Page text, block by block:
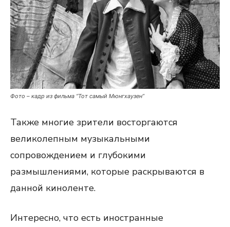
Фото – кадр из фильма “Тот самый Мюнгхаузен”
Также многие зрители восторгаются
великолепным музыкальными
сопровождением и глубокими
размышлениями, которые раскрываются в
данной киноленте.
Интересно, что есть иностранные